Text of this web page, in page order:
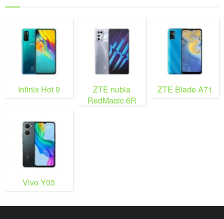
Infinix Hot 9
ZTE nubia
RedMagic 6R
ZTE Blade A71
Vivo Y03